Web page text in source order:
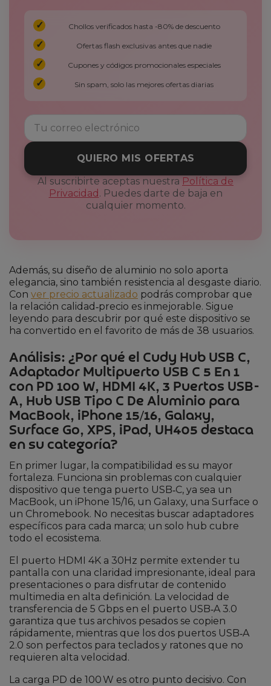
Chollos verificados hasta -80% de descuento
Ofertas flash exclusivas antes que nadie
Cupones y códigos promocionales especiales
Sin spam, solo las mejores ofertas diarias
QUIERO MIS OFERTAS
Al suscribirte aceptas nuestra Política de
Privacidad . Puedes darte de baja en
cualquier momento.
Además, su diseño de aluminio no solo aporta
elegancia, sino también resistencia al desgaste diario.
Con ver precio actualizado podrás comprobar que
la relación calidad‑precio es inmejorable. Sigue
leyendo para descubrir por qué este dispositivo se
ha convertido en el favorito de más de 38 usuarios.
Análisis: ¿Por qué el Cudy Hub USB C,
Adaptador Multipuerto USB C 5 En 1
con PD 100 W, HDMI 4K, 3 Puertos USB-
A, Hub USB Tipo C De Aluminio para
MacBook, iPhone 15/16, Galaxy,
Surface Go, XPS, iPad, UH405 destaca
en su categoría?
En primer lugar, la compatibilidad es su mayor
fortaleza. Funciona sin problemas con cualquier
dispositivo que tenga puerto USB‑C, ya sea un
MacBook, un iPhone 15/16, un Galaxy, una Surface o
un Chromebook. No necesitas buscar adaptadores
específicos para cada marca; un solo hub cubre
todo el ecosistema.
El puerto HDMI 4K a 30Hz permite extender tu
pantalla con una claridad impresionante, ideal para
presentaciones o para disfrutar de contenido
multimedia en alta definición. La velocidad de
transferencia de 5 Gbps en el puerto USB‑A 3.0
garantiza que tus archivos pesados se copien
rápidamente, mientras que los dos puertos USB‑A
2.0 son perfectos para teclados y ratones que no
requieren alta velocidad.
La carga PD de 100 W es otro punto decisivo. Con